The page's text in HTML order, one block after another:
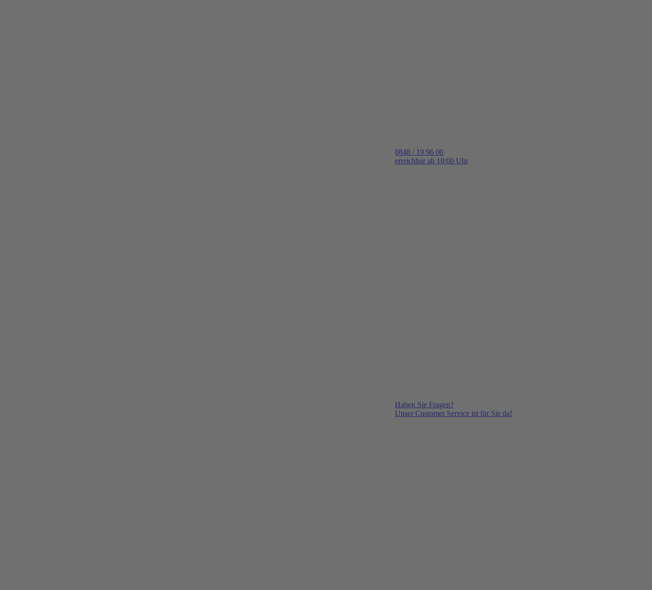
0848 / 19 96 00
erreichbar ab 10:00 Uhr
Haben Sie Fragen?
Unser Customer Service ist für Sie da!